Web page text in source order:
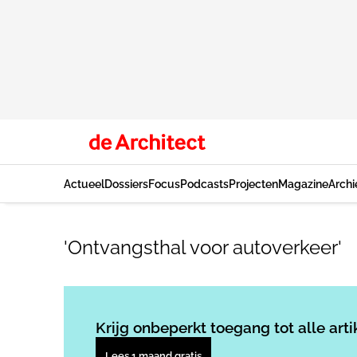
ActueelDossiersFocusPodcastsProjectenMagazine
'Ontvangsthal voor autoverkeer'
Krijg onbeperkt toegang tot alle